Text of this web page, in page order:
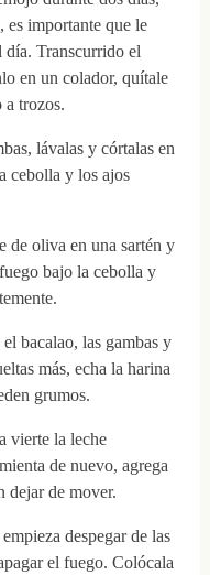
es importante que le
día. Transcurrido el
en un colador, quítale
a trozos.
lávalas y córtalas en
cebolla y los ajos
de oliva en una sartén y
bajo la cebolla y
bacalao, las gambas y
más, echa la harina
grumos.
vierte la leche
de nuevo, agrega
dejar de mover.
despegar de las
el fuego. Colócala